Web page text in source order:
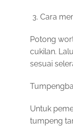
Cara
Potong
cukilan.
sesuai
Untuk
tumpeng